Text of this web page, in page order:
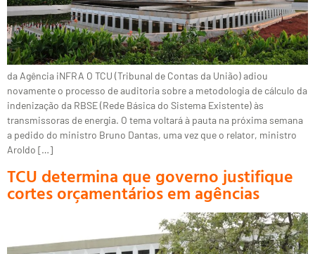
da Agência iNFRA O TCU (Tribunal de Contas da União) adiou
novamente o processo de auditoria sobre a metodologia de cálculo da
indenização da RBSE (Rede Básica do Sistema Existente) às
transmissoras de energia. O tema voltará à pauta na próxima semana
a pedido do ministro Bruno Dantas, uma vez que o relator, ministro
Aroldo […]
TCU determina que governo justifique
cortes orçamentários em agências